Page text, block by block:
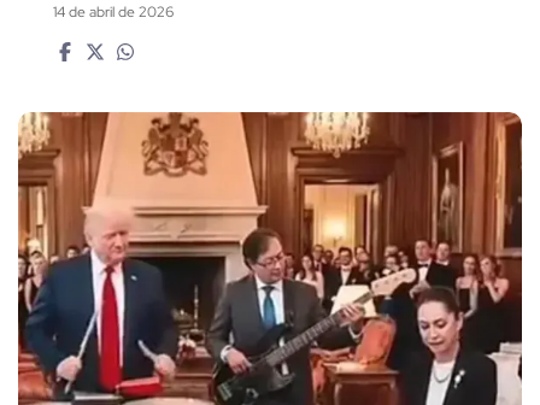
14 de abril de 2026